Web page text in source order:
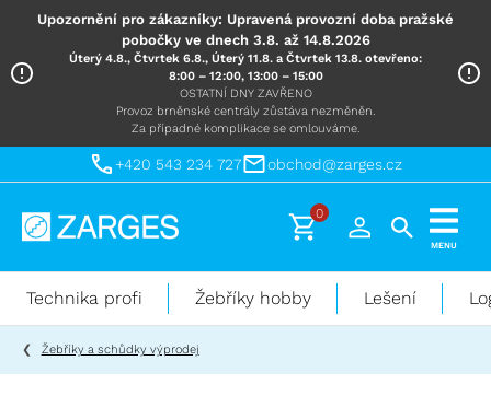
Upozornění pro zákazníky: Upravená provozní doba pražské
pobočky ve dnech 3.8. až 14.8.2026
Úterý 4.8., Čtvrtek 6.8., Úterý 11.8. a Čtvrtek 13.8. otevřeno:
8:00 – 12:00, 13:00 – 15:00
OSTATNÍ DNY ZAVŘENO
Provoz brněnské centrály zůstáva nezměněn.
Za případné komplikace se omlouváme.
+420 543 234 727 obchod@zarges.cz
Technika
práci
výškách
0
MENU
Technika profi Žebříky hobby Lešení
Žebříky a schůdky výprodej